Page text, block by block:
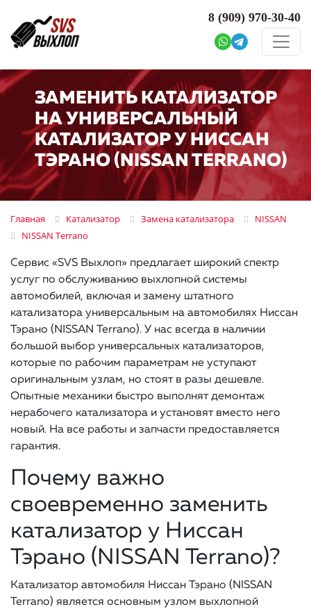
8 (909) 970-30-40
ЗАМЕНИТЬ КАТАЛИЗАТОР
НА УНИВЕРСАЛЬНЫЙ
КАТАЛИЗАТОР У НИССАН
ТЭРАНО (NISSAN TERRANO)
Главная Катализатор Замена катализатора
NISSAN
NISSAN Terrano
Сервис «SVS Выхлоп» предлагает широкий спектр
услуг по обслуживанию выхлопной системы
автомобилей, включая и замену штатного
катализатора универсальным на автомобилях Ниссан
Тэрано (NISSAN Terrano). У нас всегда в наличии
большой выбор универсальных катализаторов,
которые по рабочим параметрам не уступают
оригинальным узлам, но стоят в разы дешевле.
Опытные механики быстро выполнят демонтаж
нерабочего катализатора и установят вместо него
новый. На все работы и запчасти предоставляется
гарантия.
Почему важно
своевременно заменить
катализатор у Ниссан
Тэрано (NISSAN Terrano)?
Катализатор автомобиля Ниссан Тэрано (NISSAN
Terrano) является основным узлом выхлопной